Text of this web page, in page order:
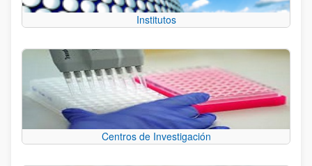
Institutos
Centros de Investigación